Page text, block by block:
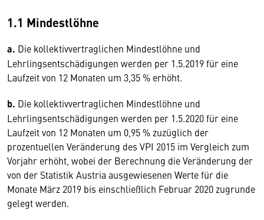
1.1 Mindestlöhne
a. Die kollektivvertraglichen Mindestlöhne und
Lehrlingsentschädigungen werden per 1.5.2019 für eine
Laufzeit von 12 Monaten um 3,35 % erhöht.
b. Die kollektivvertraglichen Mindestlöhne und
Lehrlingsentschädigungen werden per 1.5.2020 für eine
Laufzeit von 12 Monaten um 0,95 % zuzüglich der
prozentuellen Veränderung des VPI 2015 im Vergleich zum
Vorjahr erhöht, wobei der Berechnung die Veränderung der
von der Statistik Austria ausgewiesenen Werte für die
Monate März 2019 bis einschließlich Februar 2020 zugrunde
gelegt werden.